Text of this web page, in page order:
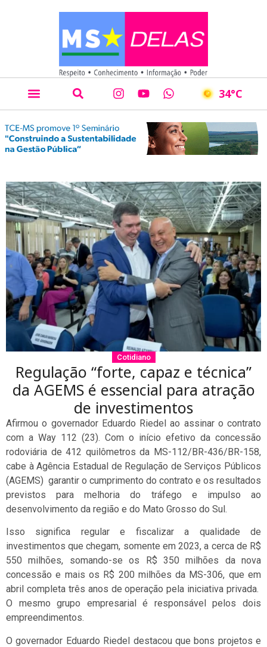
34°C
Cotidiano
Regulação “forte, capaz e técnica”
da AGEMS é essencial para atração
de investimentos
Afirmou o governador Eduardo Riedel ao assinar o contrato
com a Way 112 (23). Com o início efetivo da concessão
rodoviária de 412 quilômetros da MS-112/BR-436/BR-158,
cabe à Agência Estadual de Regulação de Serviços Públicos
(AGEMS) garantir o cumprimento do contrato e os resultados
previstos para melhoria do tráfego e impulso ao
desenvolvimento da região e do Mato Grosso do Sul.
Isso significa regular e fiscalizar a qualidade de
investimentos que chegam, somente em 2023, a cerca de R$
550 milhões, somando-se os R$ 350 milhões da nova
concessão e mais os R$ 200 milhões da MS-306, que em
abril completa três anos de operação pela iniciativa privada.
O mesmo grupo empresarial é responsável pelos dois
empreendimentos.
O governador Eduardo Riedel destacou que bons projetos e